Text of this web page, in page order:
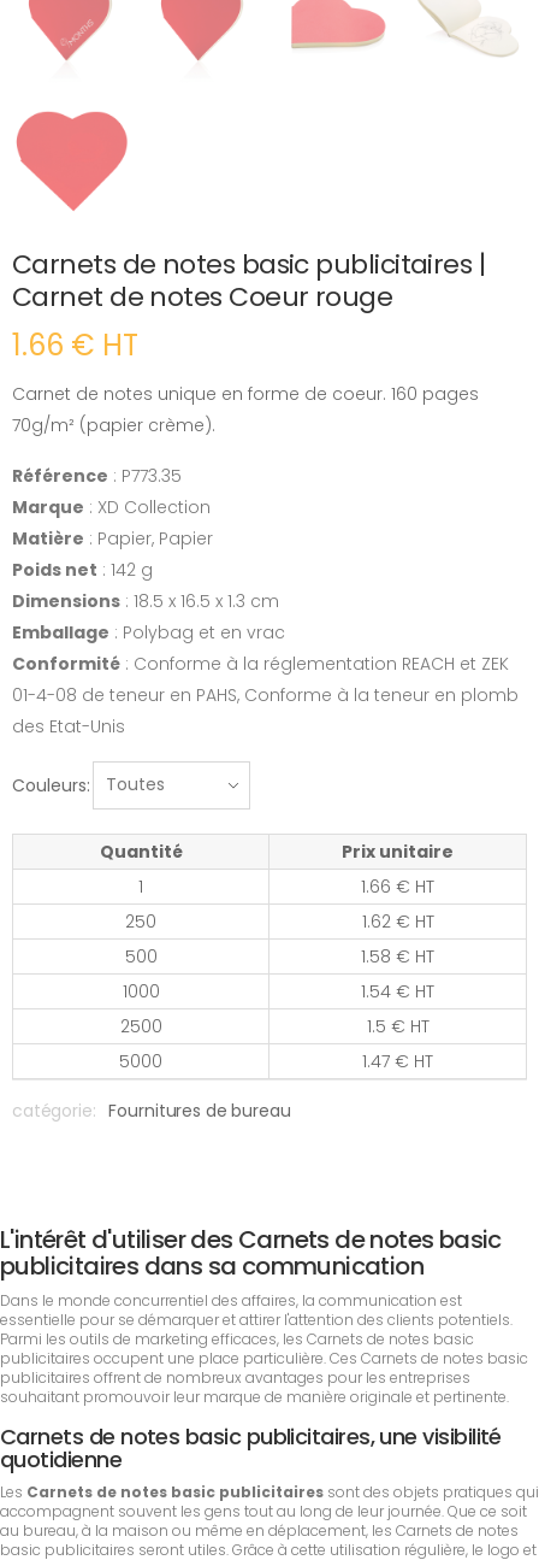
Carnets de notes basic publicitaires |
Carnet de notes Coeur rouge
1.66 € HT
Carnet de notes unique en forme de coeur. 160 pages
70g/m² (papier crème).
Référence : P773.35
Marque : XD Collection
Matière : Papier, Papier
Poids net : 142 g
Dimensions : 18.5 x 16.5 x 1.3 cm
Emballage : Polybag et en vrac
Conformité : Conforme à la réglementation REACH et ZEK
01-4-08 de teneur en PAHS, Conforme à la teneur en plomb
des Etat-Unis
Couleurs:
Quantité
Prix unitaire
1
1.66 € HT
250
1.62 € HT
500
1.58 € HT
1000
1.54 € HT
2500
1.5 € HT
5000
1.47 € HT
catégorie: Fournitures de bureau
L'intérêt d'utiliser des Carnets de notes basic
publicitaires dans sa communication
Dans le monde concurrentiel des affaires, la communication est
essentielle pour se démarquer et attirer l'attention des clients potentiels.
Parmi les outils de marketing efficaces, les Carnets de notes basic
publicitaires occupent une place particulière. Ces Carnets de notes basic
publicitaires offrent de nombreux avantages pour les entreprises
souhaitant promouvoir leur marque de manière originale et pertinente.
Carnets de notes basic publicitaires, une visibilité
quotidienne
Les Carnets de notes basic publicitaires sont des objets pratiques qui
accompagnent souvent les gens tout au long de leur journée. Que ce soit
au bureau, à la maison ou même en déplacement, les Carnets de notes
basic publicitaires seront utiles. Grâce à cette utilisation régulière, le logo et